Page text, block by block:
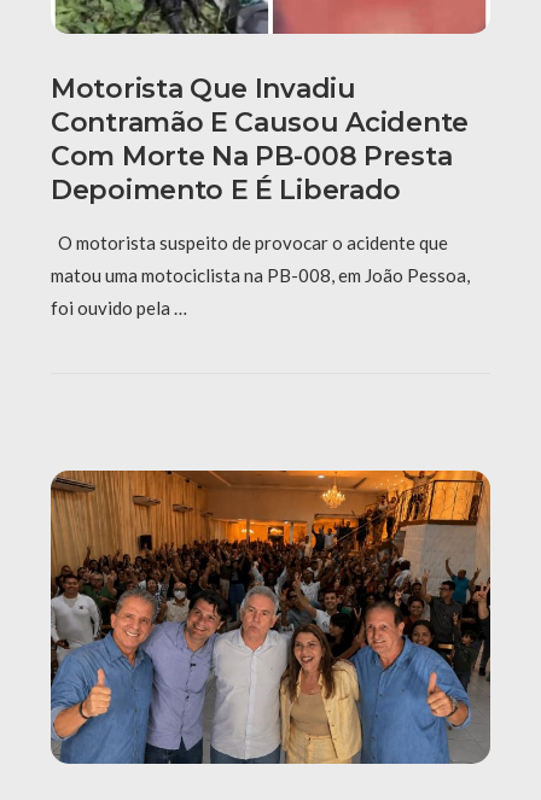
Motorista Que Invadiu
Contramão E Causou Acidente
Com Morte Na PB-008 Presta
Depoimento E É Liberado
O motorista suspeito de provocar o acidente que
matou uma motociclista na PB-008, em João Pessoa,
foi ouvido pela …